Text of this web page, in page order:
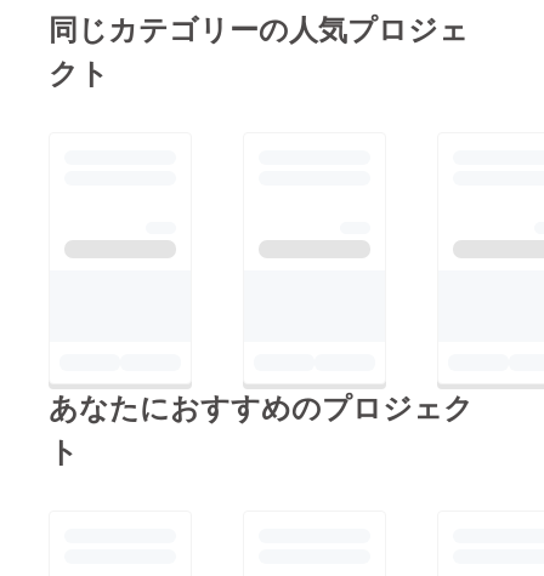
修正しながら前に進ん
でいきたいと思いま
同じカテゴリーの人気プロジェ
クト
あなたにおすすめのプロジェク
ト